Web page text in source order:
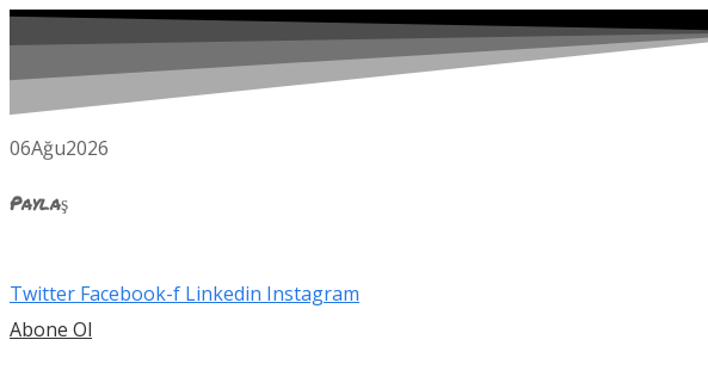
06Ağu2026
Paylaş
Twitter Facebook-f Linkedin Instagram
Abone Ol